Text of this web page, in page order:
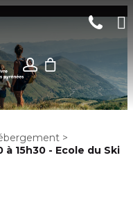
>
15h30 - Ecole du Ski